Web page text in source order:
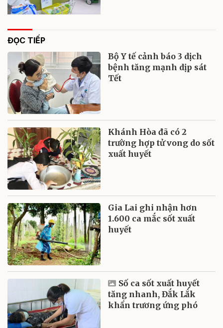
ĐỌC TIẾP
Bộ Y tế cảnh báo 3 dịch
bệnh tăng mạnh dịp sát
Tết
Khánh Hòa đã có 2
trường hợp tử vong do sốt
xuất huyết
Gia Lai ghi nhận hơn
1.600 ca mắc sốt xuất
huyết
Số ca sốt xuất huyết
tăng nhanh, Đắk Lắk
khẩn trương ứng phó